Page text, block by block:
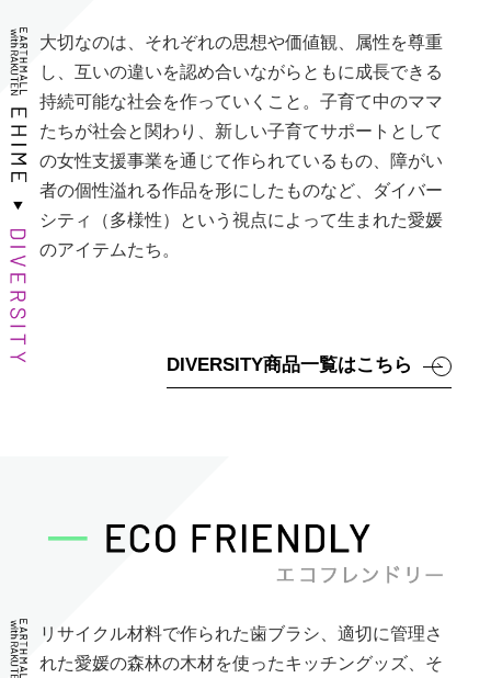
大切なのは、それぞれの思想や価値観、属性を尊重
し、互いの違いを認め合いながらともに成長できる
持続可能な社会を作っていくこと。子育て中のママ
たちが社会と関わり、新しい子育てサポートとして
の女性支援事業を通じて作られているもの、障がい
者の個性溢れる作品を形にしたものなど、ダイバー
シティ（多様性）という視点によって生まれた愛媛
のアイテムたち。
DIVERSITY商品一覧はこちら
リサイクル材料で作られた歯ブラシ、適切に管理さ
れた愛媛の森林の木材を使ったキッチングッズ、そ